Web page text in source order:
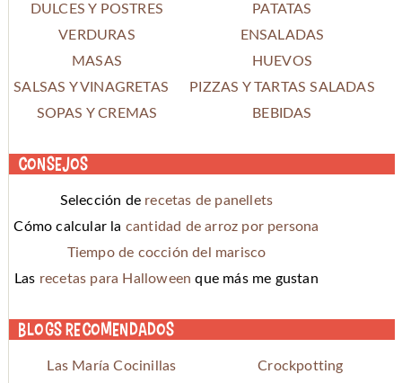
DULCES Y POSTRES
PATATAS
VERDURAS
ENSALADAS
MASAS
HUEVOS
SALSAS Y VINAGRETAS
PIZZAS Y TARTAS SALADAS
SOPAS Y CREMAS
BEBIDAS
Consejos
Selección de recetas de panellets
Cómo calcular la cantidad de arroz por persona
Tiempo de cocción del marisco
Las recetas para Halloween que más me gustan
Blogs recomendados
Las María Cocinillas
Crockpotting